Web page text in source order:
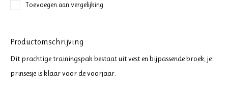
Toevoegen aan vergelijking
Productomschrijving
Dit prachtige trainingspak bestaat uit vest en bijpassende broek, je
prinsesje is klaar voor de voorjaar.